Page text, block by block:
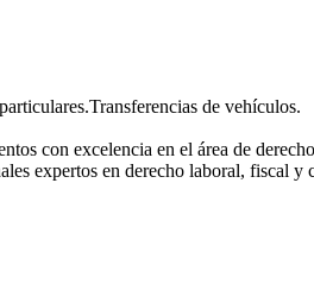
de vehículos.
con excelencia en el área de
expertos en derecho laboral, fiscal y